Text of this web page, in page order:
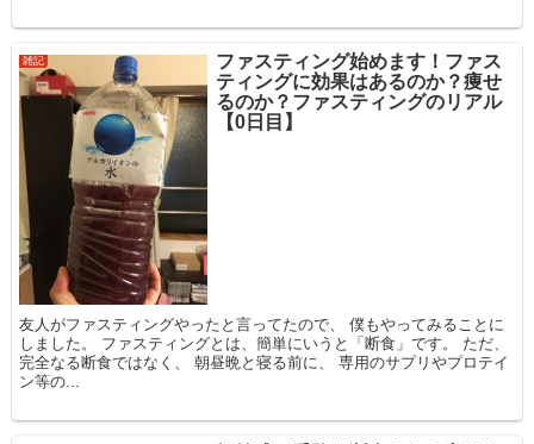
雑記
ファスティング始めます！ファス
ティングに効果はあるのか？痩せ
るのか？ファスティングのリアル
【0日目】
友人がファスティングやったと言ってたので、 僕もやってみることに
しました。 ファスティングとは、簡単にいうと「断食」です。 ただ、
完全なる断食ではなく、 朝昼晩と寝る前に、 専用のサプリやプロテイ
ン等の...